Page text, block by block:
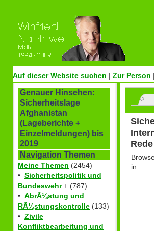
Auf dieser Website suchen | Zur Person |
Genauer Hinsehen:
Sicherheitslage
Afghanistan
(Lageberichte +
Einzelmeldungen) bis
2019
Navigation Themen
Meine Themen (2454)
• Sicherheitspolitik und
Bundeswehr+ (787)
• AbrÃ¼stung und
RÃ¼stungskontrolle (133)
• Zivile
Konfliktbearbeitung und
in: